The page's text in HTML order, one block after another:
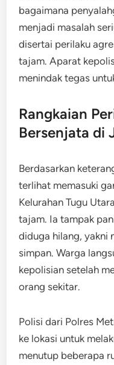
bagaimana
menjadi masalah
disertai perilaku
tajam. Aparat
menindak tegas
Rangkaian
Bersenjata di
Berdasarkan
terlihat memasuki
Kelurahan Tugu
tajam. Ia tampak
diduga hilang, yakni
simpan. Warga
kepolisian setelah
orang sekitar.
Polisi dari Polres
ke lokasi untuk
menutup beberapa